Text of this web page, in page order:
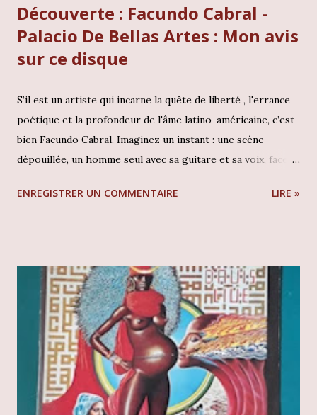
Découverte : Facundo Cabral -
Palacio De Bellas Artes : Mon avis
sur ce disque
S’il est un artiste qui incarne la quête de liberté , l'errance
poétique et la profondeur de l'âme latino-américaine, c’est
bien Facundo Cabral. Imaginez un instant : une scène
dépouillée, un homme seul avec sa guitare et sa voix, face à
du monde, le Palais des Beaux-Arts de Mexico . Ce n'est pas
privilège rare. Cet album est bien plus qu'un disque de
"Nueva Canción" ; c'est un manifeste philosophique mis en
musique, capturant l'essence d'un homme qui se définissait
lui-même comme un "vagabond de Dieu". Facundo Cabral -
Palacio De Bellas Artes : (cliquez l'image pour les détails)
Contexte et écoute L'album Palacio De Bellas Artes
constitue un document historique essentiel pour quiconque
ENREGISTRER UN COMMENTAIRE LIRE »